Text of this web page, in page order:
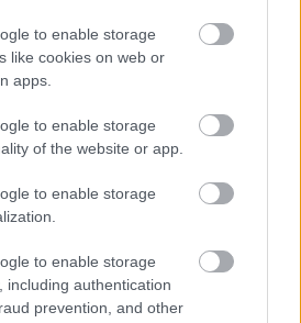
to enable storage
like cookies on web or
apps.
to enable storage
of the website or app.
to enable storage
to enable storage
including authentication
prevention, and other
azÉjjeli menedékhely
vendégszerepei után se
mint ahogy
és mindenhol máshol. Egy
„
osztályommal összehozni
ezt a tervet, részemről
Annyira szuper csapat